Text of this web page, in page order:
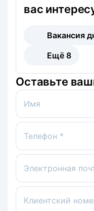
вас
Вакансия
Ещё 8
Оставьте
Имя
Телефон *
Электронная
Клиентский